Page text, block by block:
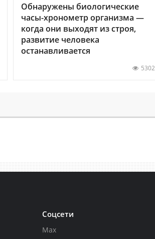
Обнаружены биологические
часы-хронометр организма —
когда они выходят из строя,
развитие человека
останавливается
5302
Соцсети
Max